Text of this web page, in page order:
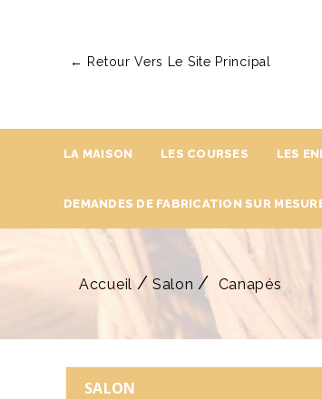
← Retour Vers Le Site Principal
LA MAISON LES COURSES LES
DEMANDES DE FABRICATION SUR
Accueil Salon Canapés
SALON